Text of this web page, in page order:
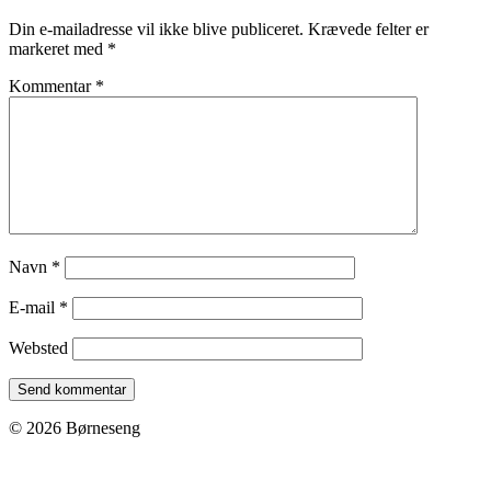
Din e-mailadresse vil ikke blive publiceret. Krævede felter er
markeret med *
Kommentar *
Navn *
E-mail *
Websted
© 2026 Børneseng